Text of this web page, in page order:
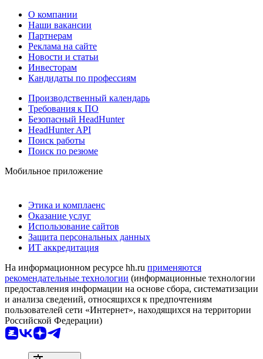
О компании
Наши вакансии
Партнерам
Реклама на сайте
Новости и статьи
Инвесторам
Кандидаты по профессиям
Производственный календарь
Требования к ПО
Безопасный HeadHunter
HeadHunter API
Поиск работы
Поиск по резюме
Мобильное приложение
Этика и комплаенс
Оказание услуг
Использование сайтов
Защита персональных данных
ИТ аккредитация
На информационном ресурсе hh.ru применяются
рекомендательные технологии (информационные технологии
предоставления информации на основе сбора, систематизации
и анализа сведений, относящихся к предпочтениям
пользователей сети «Интернет», находящихся на территории
Российской Федерации)